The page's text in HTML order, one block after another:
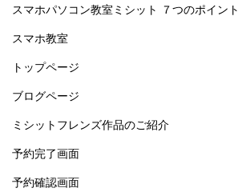
スマホパソコン教室ミシット ７つのポイント
スマホ教室
トップページ
ブログページ
ミシットフレンズ作品のご紹介
予約完了画面
予約確認画面